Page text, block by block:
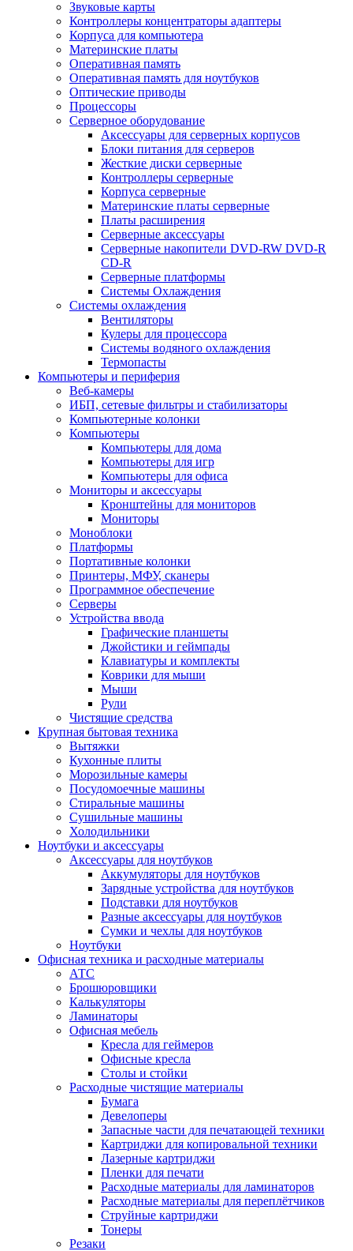
Звуковые карты
Контроллеры концентраторы адаптеры
Корпуса для компьютера
Материнские платы
Оперативная память
Оперативная память для ноутбуков
Оптические приводы
Процессоры
Серверное оборудование
Аксессуары для серверных корпусов
Блоки питания для серверов
Жесткие диски серверные
Контроллеры серверные
Корпуса серверные
Материнские платы серверные
Платы расширения
Серверные аксессуары
Серверные накопители DVD-RW DVD-R
CD-R
Серверные платформы
Системы Охлаждения
Системы охлаждения
Вентиляторы
Кулеры для процессора
Системы водяного охлаждения
Термопасты
Компьютеры и периферия
Веб-камеры
ИБП, сетевые фильтры и стабилизаторы
Компьютерные колонки
Компьютеры
Компьютеры для дома
Компьютеры для игр
Компьютеры для офиса
Мониторы и аксессуары
Кронштейны для мониторов
Мониторы
Моноблоки
Платформы
Портативные колонки
Принтеры, МФУ, сканеры
Программное обеспечение
Серверы
Устройства ввода
Графические планшеты
Джойстики и геймпады
Клавиатуры и комплекты
Коврики для мыши
Мыши
Рули
Чистящие средства
Крупная бытовая техника
Вытяжки
Кухонные плиты
Морозильные камеры
Посудомоечные машины
Стиральные машины
Сушильные машины
Холодильники
Ноутбуки и аксессуары
Аксессуары для ноутбуков
Аккумуляторы для ноутбуков
Зарядные устройства для ноутбуков
Подставки для ноутбуков
Разные аксессуары для ноутбуков
Сумки и чехлы для ноутбуков
Ноутбуки
Офисная техника и расходные материалы
АТС
Брошюровщики
Калькуляторы
Ламинаторы
Офисная мебель
Кресла для геймеров
Офисные кресла
Столы и стойки
Расходные чистящие материалы
Бумага
Девелоперы
Запасные части для печатающей техники
Картриджи для копировальной техники
Лазерные картриджи
Пленки для печати
Расходные материалы для ламинаторов
Расходные материалы для переплётчиков
Струйные картриджи
Тонеры
Резаки